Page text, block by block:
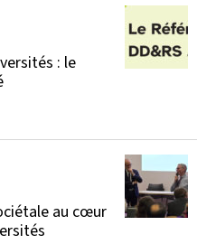
: le
au cœur